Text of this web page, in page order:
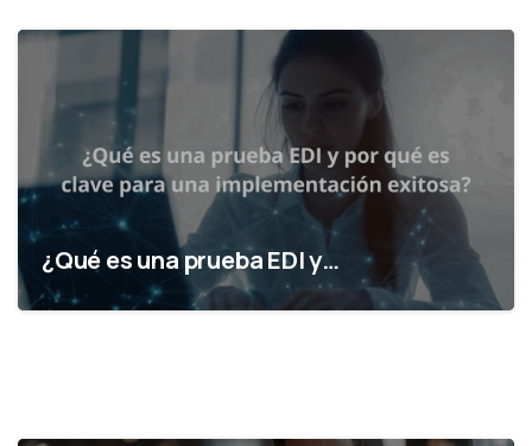
¿Qué es una prueba EDI y…